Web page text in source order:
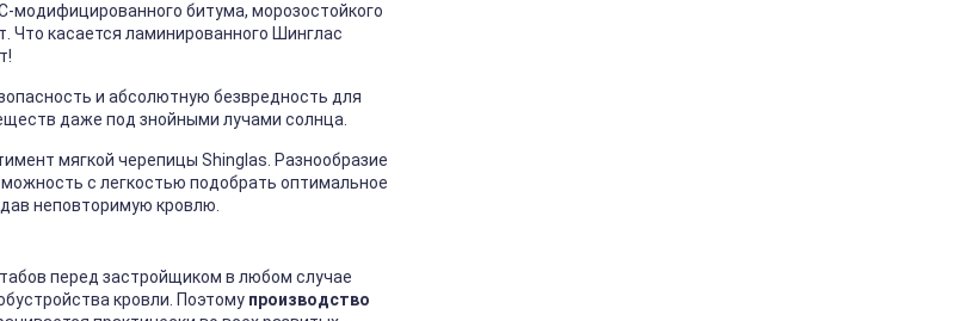
модифицированного битума, морозостойкого
Что касается ламинированного Шинглас
и абсолютную безвредность для
даже под знойными лучами солнца.
мягкой черепицы Shinglas. Разнообразие
с легкостью подобрать оптимальное
неповторимую кровлю.
перед застройщиком в любом случае
кровли. Поэтому производство